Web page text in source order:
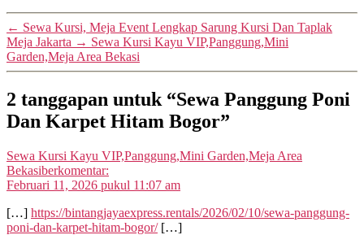
← Sewa Kursi, Meja Event Lengkap Sarung Kursi Dan Taplak
Meja Jakarta → Sewa Kursi Kayu VIP,Panggung,Mini
Garden,Meja Area Bekasi
2 tanggapan untuk “Sewa Panggung Poni
Dan Karpet Hitam Bogor”
Sewa Kursi Kayu VIP,Panggung,Mini Garden,Meja Area
Bekasiberkomentar:
Februari 11, 2026 pukul 11:07 am
[…] https://bintangjayaexpress.rentals/2026/02/10/sewa-panggung-
poni-dan-karpet-hitam-bogor/[…]